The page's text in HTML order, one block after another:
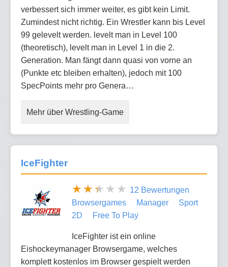
verbessert sich immer weiter, es gibt kein Limit.
Zumindest nicht richtig. Ein Wrestler kann bis Level
99 gelevelt werden. levelt man in Level 100
(theoretisch), levelt man in Level 1 in die 2.
Generation. Man fängt dann quasi von vorne an
(Punkte etc bleiben erhalten), jedoch mit 100
SpecPoints mehr pro Genera…
Mehr über Wrestling-Game
IceFighter
12 Bewertungen
Browsergames
Manager
Sport
2D
Free To Play
IceFighter ist ein online
Eishockeymanager Browsergame, welches
komplett kostenlos im Browser gespielt werden